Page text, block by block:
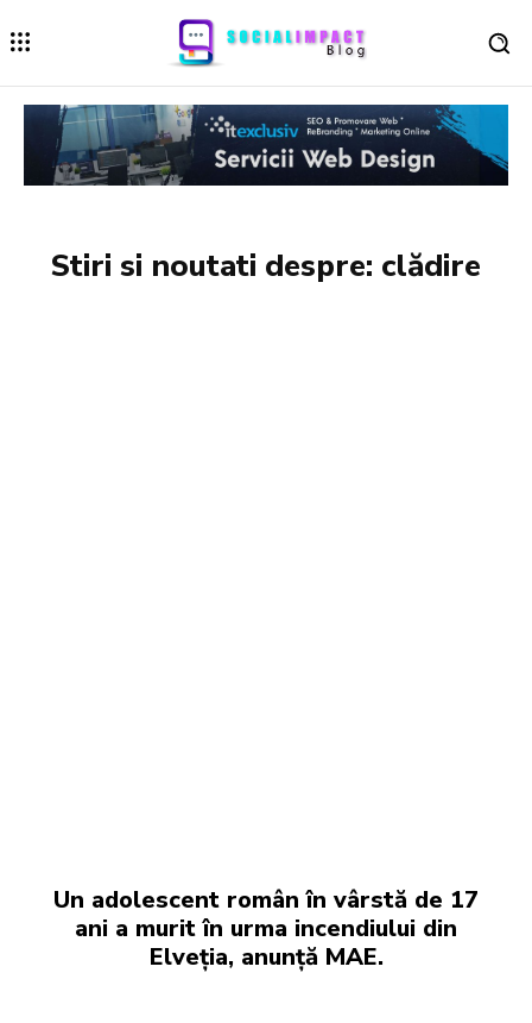
Stiri si noutati despre: clădire
Un adolescent român în vârstă de 17
ani a murit în urma incendiului din
Elveția, anunță MAE.